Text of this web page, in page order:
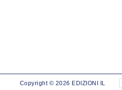
Copyright © 2026 EDIZIONI IL